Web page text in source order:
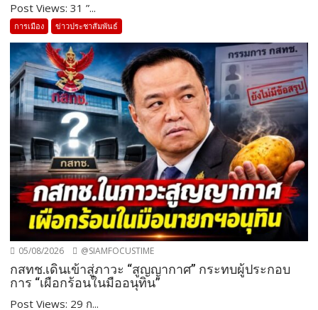
Post Views: 31 ”...
การเมือง ข่าวประชาสัมพันธ์
05/08/2026 @SIAMFOCUSTIME
กสทช.เดินเข้าสู่ภาวะ “สูญญากาศ” กระทบผู้ประกอบ
การ “เผือกร้อนในมืออนุทิน”
Post Views: 29 ก...